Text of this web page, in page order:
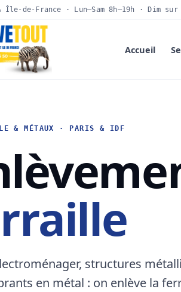
de-France · Lun–Sam 8h–19h · Dim sur
Accueil
& MÉTAUX · PARIS & IDF
structures
en métal : on enlève la